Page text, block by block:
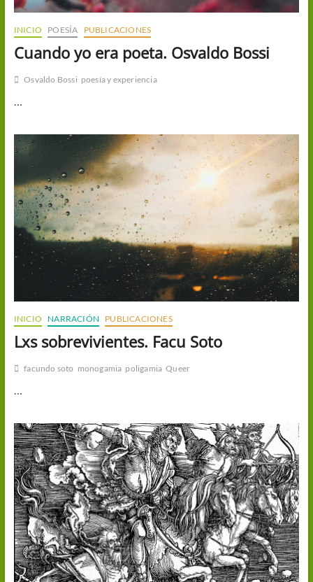
INICIO POESÍA PUBLICACIONES
Cuando yo era poeta. Osvaldo Bossi
Osvaldo Bossi poesía y experiencia
INICIO NARRACIÓN PUBLICACIONES
Lxs sobrevivientes. Facu Soto
facundo soto monogamia poligamia Queer